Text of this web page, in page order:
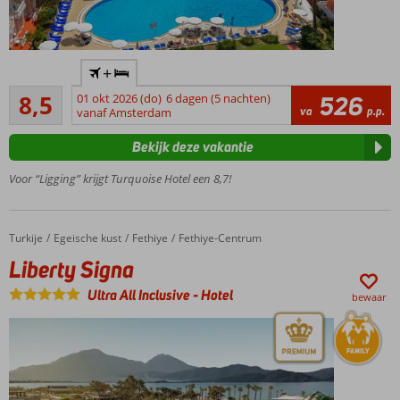
familiehotel
Miniclub
voor de
kinderen
in
en vlak
strand
8,5Aanrader
91
beoordelingen
+
01 okt 2026 (do) 6 dagen (5 nachten)
vanaf Amsterdam
va 526 p.p.
Voor “Ligging” krijgt Turquoise Hotel een 8,7!
Bekijk deze vakantie
Home
Turkije Egeische kust Fethiye Fethiye-Centrum
Liberty Signa
Liberty Signa
Ultra All Inclusive-Hotel bewaar